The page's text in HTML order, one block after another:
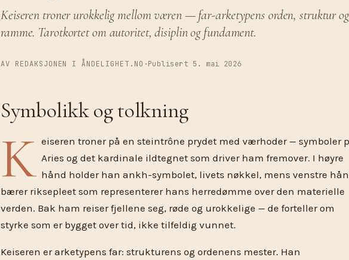
Keiseren troner urokkelig mellom væren — far-arketypens orden, struktur
ramme. Tarotkortet om autoritet, disiplin og fundament.
AV REDAKSJONEN I ÅNDELIGHET.NO ·Publisert 5. mai 2026
Symbolikk og tolkning
K eiseren troner på en steintrône prydet med værhoder — symboler
Aries og det kardinale ildtegnet som driver ham fremover. I høyre
hånd holder han ankh-symbolet, livets nøkkel, mens venstre
bærer riksepleet som representerer hans herredømme over den materielle
verden. Bak ham reiser fjellene seg, røde og urokkelige — de forteller om
styrke som er bygget over tid, ikke tilfeldig vunnet.
Keiseren er arketypens far: strukturens og ordenens mester. Han